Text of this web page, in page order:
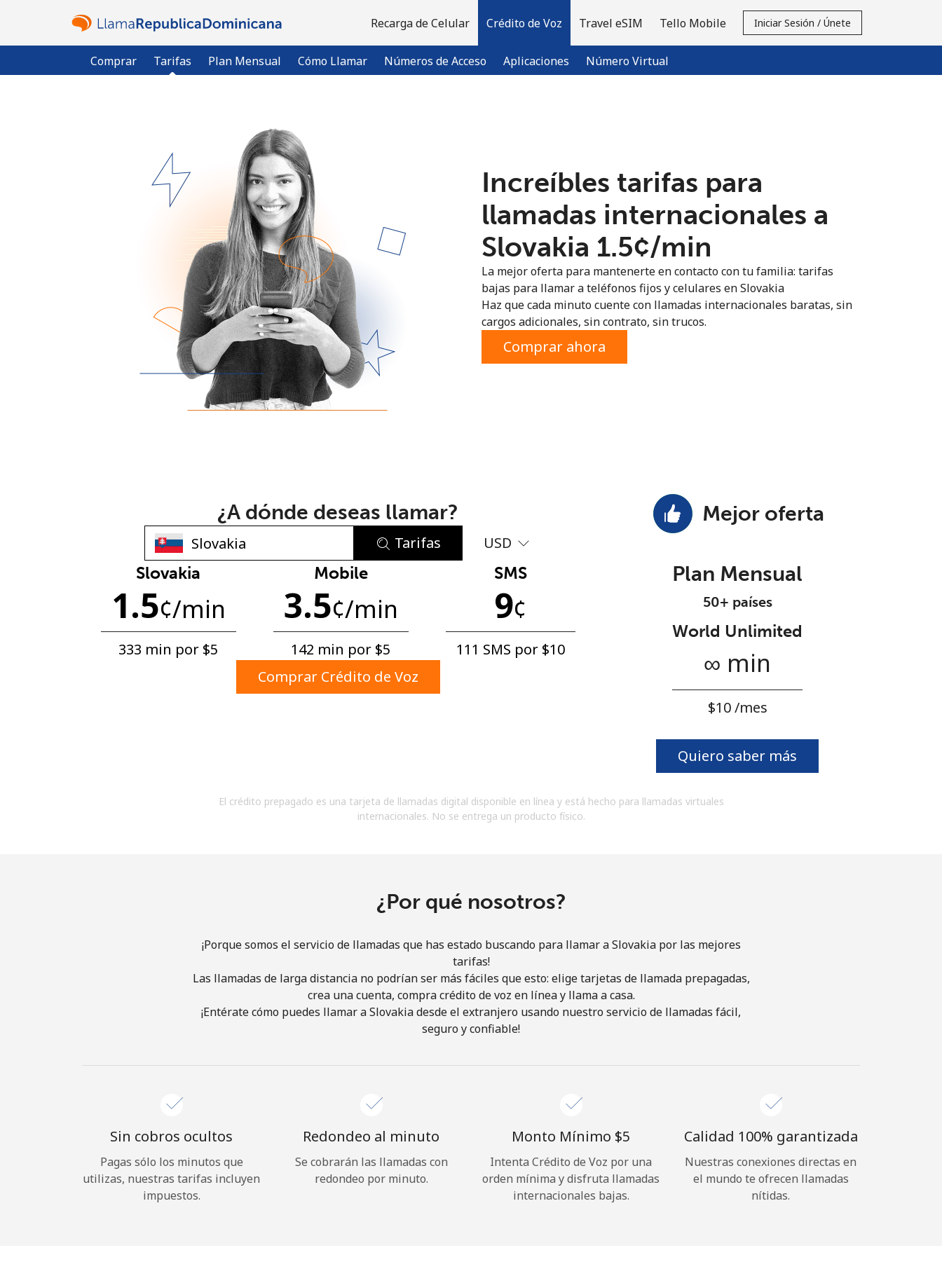
Recarga de Celular Crédito de Voz
Comprar Tarifas Plan Mensual Cómo Llamar Números de Acceso Aplicaciones Número Virtual
Travel eSIM Tello Mobile Iniciar Sesión / Únete
¿Ya tienes una cuenta? Inicia sesión →
Regístrate con
No se ha creado una contraseña
Mínimo 8 caracteres
Una letra mayúscula y una minúscula
Un número
Un caracter especial
Al abrir una cuenta en este sitio web, estoy de
¡Hola!
Inicia sesión oREGÍSTRATE →
¿Olvidaste tu contraseña? →
Increíbles tarifas para
llamadas internacionales a
Slovakia ⁦1.5¢⁩/min
La mejor oferta para mantenerte en contacto con tu familia: tarifas
bajas para llamar a teléfonos fijos y celulares en Slovakia
Haz que cada minuto cuente con llamadas internacionales baratas, sin
cargos adicionales, sin contrato, sin trucos.
Comprar ahora
¿A dónde deseas llamar?
Tarifas USD
Slovakia
1.5¢/min
333 min por ⁦$5⁩
Mobile
3.5¢/min
142 min por ⁦$5⁩
SMS
9¢
111 SMS por ⁦$10⁩
Comprar Crédito de Voz
Mejor oferta
Plan Mensual
50+ países
World Unlimited
∞ min
⁦$10⁩ /mes
Quiero saber más
El crédito prepagado es una tarjeta de llamadas digital disponible en línea y está hecho para llamadas virtuales
internacionales. No se entrega un producto físico.
¿Por qué nosotros?
¡Porque somos el servicio de llamadas que has estado buscando para llamar a Slovakia por las mejores
tarifas!
Las llamadas de larga distancia no podrían ser más fáciles que esto: elige tarjetas de llamada prepagadas,
crea una cuenta, compra crédito de voz en línea y llama a casa.
¡Entérate cómo puedes llamar a Slovakia desde el extranjero usando nuestro servicio de llamadas fácil,
seguro y confiable!
Sin cobros ocultos
Pagas sólo los minutos que
utilizas, nuestras tarifas incluyen
impuestos.
Redondeo al minuto
Se cobrarán las llamadas con
redondeo por minuto.
Monto Mínimo ⁦$5⁩
Intenta Crédito de Voz por una
orden mínima y disfruta llamadas
internacionales bajas.
Calidad 100% garantizada
Nuestras conexiones directas en
el mundo te ofrecen llamadas
nítidas.